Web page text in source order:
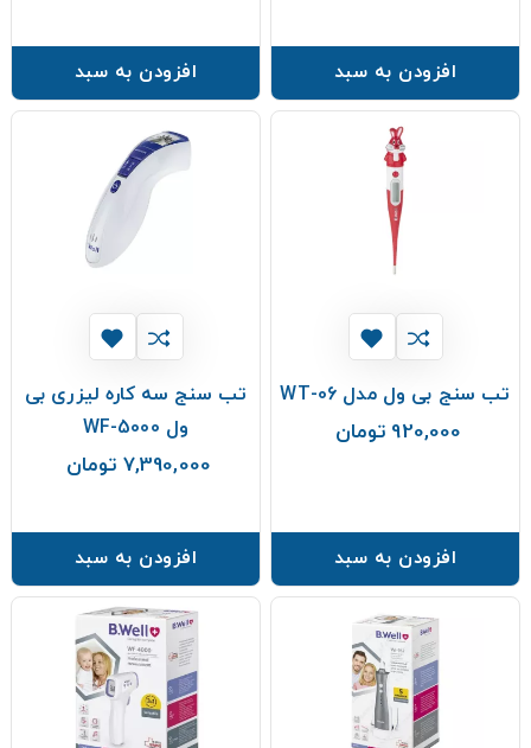
افزودن به سبد افزودن به سبد
تب سنج بی ول مدل WT-06
920,000 تومان
افزودن به سبد
تب سنج سه کاره لیزری بی
ول WF-5000
7,390,000 تومان
افزودن به سبد